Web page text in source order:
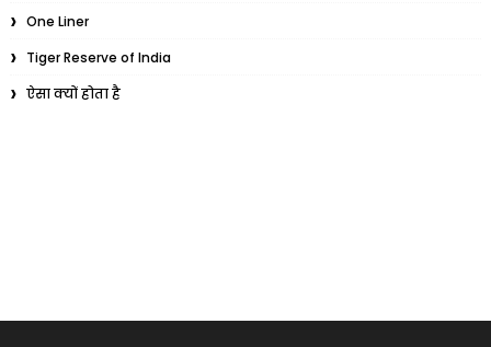
One Liner
Tiger Reserve of India
ऐसा क्यों होता है